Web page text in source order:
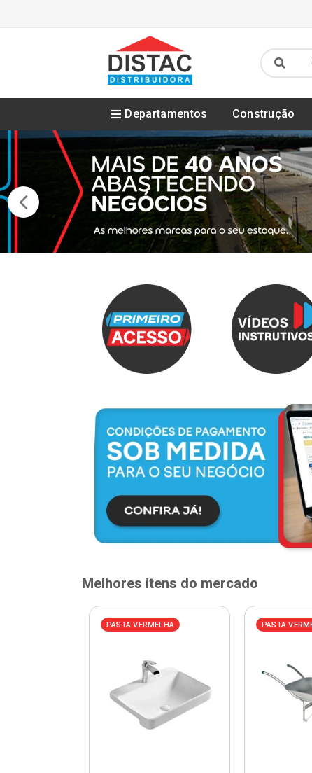
Departamentos Construção
Melhores itens do mercado
PASTA VERMELHA PASTA